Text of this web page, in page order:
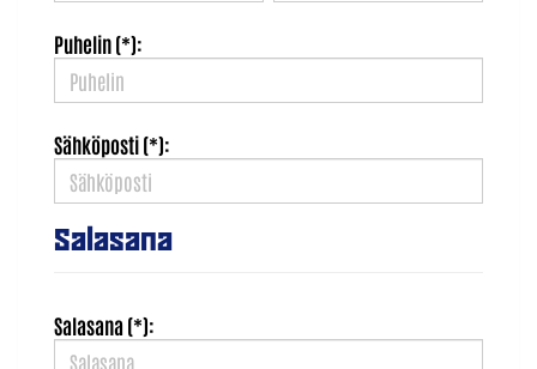
Puhelin (*):
Sähköposti (*):
Salasana
Salasana (*):